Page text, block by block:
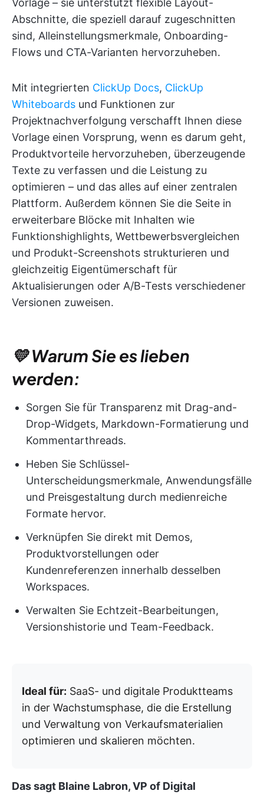
Vorlage – sie unterstützt flexible Layout-
Abschnitte, die speziell darauf zugeschnitten
sind, Alleinstellungsmerkmale, Onboarding-
Flows und CTA-Varianten hervorzuheben.
Mit integrierten ClickUp Docs, ClickUp
Whiteboards und Funktionen zur
Projektnachverfolgung verschafft Ihnen diese
Vorlage einen Vorsprung, wenn es darum geht,
Produktvorteile hervorzuheben, überzeugende
Texte zu verfassen und die Leistung zu
optimieren – und das alles auf einer zentralen
Plattform. Außerdem können Sie die Seite in
erweiterbare Blöcke mit Inhalten wie
Funktionshighlights, Wettbewerbsvergleichen
und Produkt-Screenshots strukturieren und
gleichzeitig Eigentümerschaft für
Aktualisierungen oder A/B-Tests verschiedener
Versionen zuweisen.
💛 Warum Sie es lieben
werden:
Sorgen Sie für Transparenz mit Drag-and-
Drop-Widgets, Markdown-Formatierung und
Kommentarthreads.
Heben Sie Schlüssel-
Unterscheidungsmerkmale, Anwendungsfälle
und Preisgestaltung durch medienreiche
Formate hervor.
Verknüpfen Sie direkt mit Demos,
Produktvorstellungen oder
Kundenreferenzen innerhalb desselben
Workspaces.
Verwalten Sie Echtzeit-Bearbeitungen,
Versionshistorie und Team-Feedback.
Ideal für: SaaS- und digitale Produktteams
in der Wachstumsphase, die die Erstellung
und Verwaltung von Verkaufsmaterialien
optimieren und skalieren möchten.
Das sagt Blaine Labron, VP of Digital